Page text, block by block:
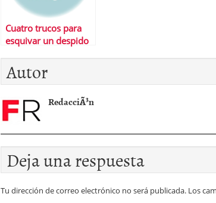
Cuatro trucos para
esquivar un despido
Autor
RedacciÃ³n
Deja una respuesta
Tu dirección de correo electrónico no será publicada. Los